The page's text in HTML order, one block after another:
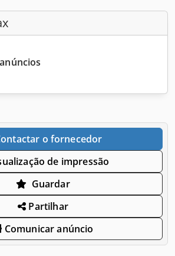
o fornecedor
de impressão
Guardar
Partilhar
Comunicar anúncio